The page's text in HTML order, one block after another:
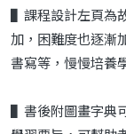
▌課程設計左頁為
加，困難度也逐漸
書寫等，慢慢培養
▌書後附圖畫字典